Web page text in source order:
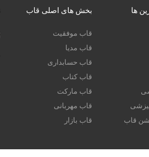
ها
قاب
بخش های اصلی قاب
قاب موفقیت
قاب مدیا
قاب حسابداری
قاب کتاب
قاب مارکت
قاب مهربانی
قاب بازار